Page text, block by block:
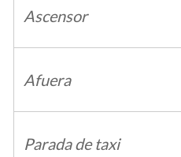
Ascensor
Afuera
Parada de taxi